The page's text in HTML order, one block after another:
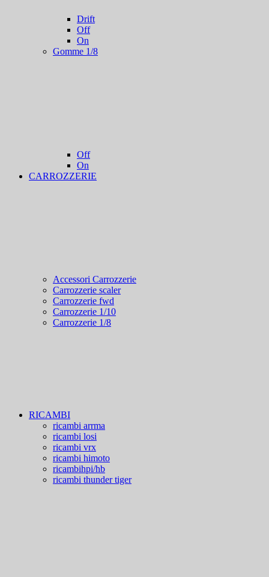
Drift
Off
On
Gomme 1/8
Off
On
CARROZZERIE
Accessori Carrozzerie
Carrozzerie scaler
Carrozzerie fwd
Carrozzerie 1/10
Carrozzerie 1/8
RICAMBI
ricambi arrma
ricambi losi
ricambi vrx
ricambi himoto
ricambihpi/hb
ricambi thunder tiger